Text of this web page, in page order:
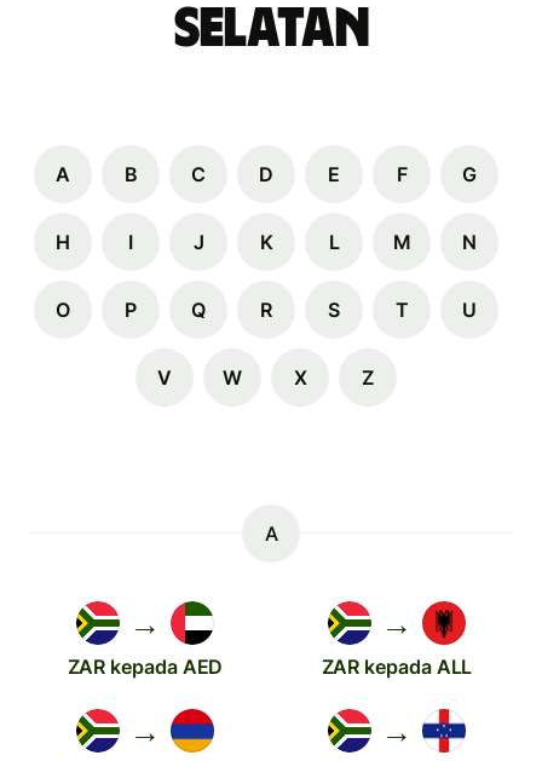
Selatan
A B C D E F G
H I J K L M N
O P Q R S T U
V W X Z
A
→
ZAR kepada AED
→
ZAR kepada ALL
→ →